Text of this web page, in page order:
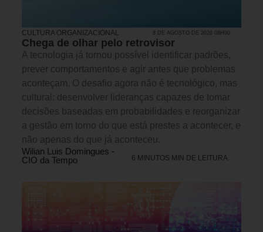
CULTURA ORGANIZACIONAL 8 DE AGOSTO DE 2026 08H00
Chega de olhar pelo retrovisor
A tecnologia já tornou possível identificar padrões,
prever comportamentos e agir antes que problemas
aconteçam. O desafio agora não é tecnológico, mas
cultural: desenvolver lideranças capazes de tomar
decisões baseadas em probabilidades e reorganizar
a gestão em torno do que está prestes a acontecer, e
não apenas do que já aconteceu.
Wilian Luis Domingues -
CIO da Tempo
6 MINUTOS MIN DE LEITURA